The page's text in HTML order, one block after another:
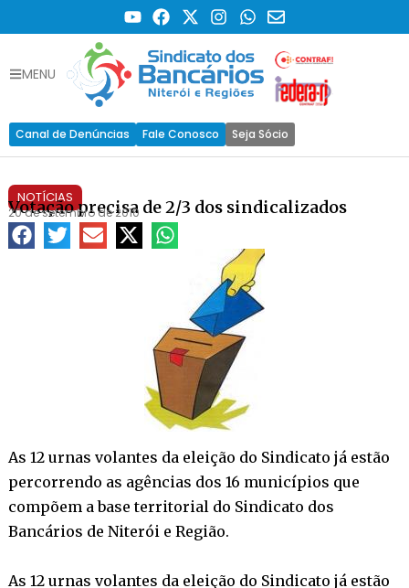
MENU
Canal de Denúncias Fale Conosco Seja Sócio
NOTÍCIAS
Votação precisa de 2/3 dos sindicalizados
20 de setembro de 2010
As 12 urnas volantes da eleição do Sindicato já estão
percorrendo as agências dos 16 municípios que
compõem a base territorial do Sindicato dos
Bancários de Niterói e Região.
As 12 urnas volantes da eleição do Sindicato já estão